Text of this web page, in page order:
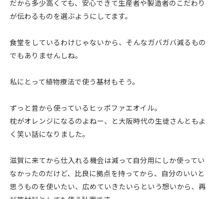
だから多少高くても、安心できて生産者や製造者のこだわり
が伝わるものを選ぶようにしてます。
食堂をしているわけじゃないから、そんなガバガバ減るもの
でもありませんしね。
私にとって植物療法で使う基材もそう。
ずっと昔から使っているヒッポファエオイル。
枕がオレンジになるのよねー、と大阪時代の生徒さんともよ
く笑い話になりました。
滋賀に来てから仕入れる機会は減って自分用にしか使ってい
なかったのだけど、比良に拠点を持ってから、自分のいいと
思うものを使いたい、広めていきたいらという想いから、再